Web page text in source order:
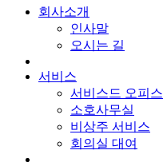
회사소개
인사말
오시는 길
서비스
서비스드 오피스
소호사무실
비상주 서비스
회의실 대여